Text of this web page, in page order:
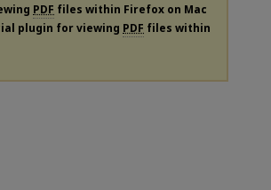
PDF files within Firefox on Mac
plugin for viewing PDF files within